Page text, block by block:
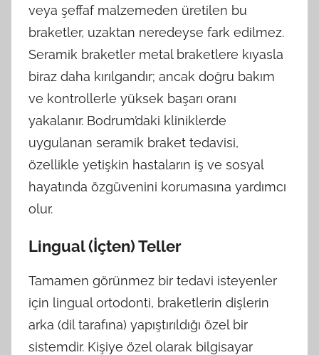
veya şeffaf malzemeden üretilen bu
braketler, uzaktan neredeyse fark edilmez.
Seramik braketler metal braketlere kıyasla
biraz daha kırılgandır; ancak doğru bakım
ve kontrollerle yüksek başarı oranı
yakalanır. Bodrum’daki kliniklerde
uygulanan seramik braket tedavisi,
özellikle yetişkin hastaların iş ve sosyal
hayatında özgüvenini korumasına yardımcı
olur.
Lingual (İçten) Teller
Tamamen görünmez bir tedavi isteyenler
için lingual ortodonti, braketlerin dişlerin
arka (dil tarafına) yapıştırıldığı özel bir
sistemdir. Kişiye özel olarak bilgisayar